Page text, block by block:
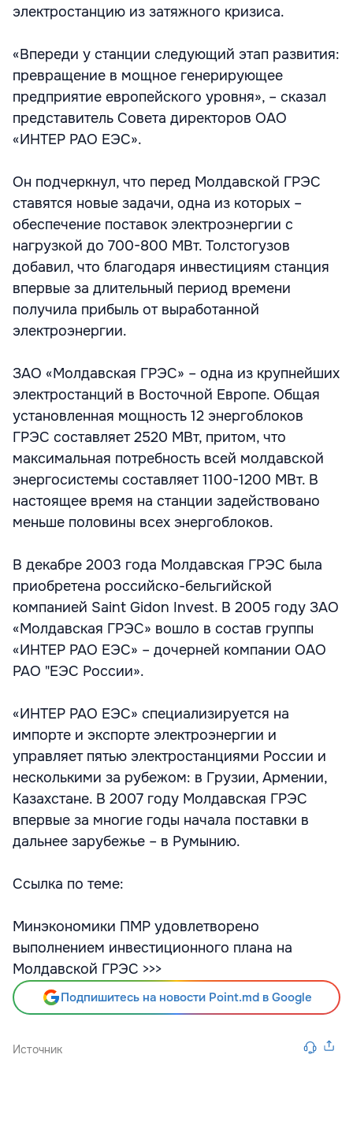
электростанцию из затяжного кризиса.
«Впереди у станции следующий этап развития:
превращение в мощное генерирующее
предприятие европейского уровня», – сказал
представитель Совета директоров ОАО
«ИНТЕР РАО ЕЭС».
Он подчеркнул, что перед Молдавской ГРЭС
ставятся новые задачи, одна из которых –
обеспечение поставок электроэнергии с
нагрузкой до 700-800 МВт. Толстогузов
добавил, что благодаря инвестициям станция
впервые за длительный период времени
получила прибыль от выработанной
электроэнергии.
ЗАО «Молдавская ГРЭС» – одна из крупнейших
электростанций в Восточной Европе. Общая
установленная мощность 12 энергоблоков
ГРЭС составляет 2520 МВт, притом, что
максимальная потребность всей молдавской
энергосистемы составляет 1100-1200 МВт. В
настоящее время на станции задействовано
меньше половины всех энергоблоков.
В декабре 2003 года Молдавская ГРЭС была
приобретена российско-бельгийской
компанией Saint Gidon Invest. В 2005 году ЗАО
«Молдавская ГРЭС» вошло в состав группы
«ИНТЕР РАО ЕЭС» – дочерней компании ОАО
РАО "ЕЭС России».
«ИНТЕР РАО ЕЭС» специализируется на
импорте и экспорте электроэнергии и
управляет пятью электростанциями России и
несколькими за рубежом: в Грузии, Армении,
Казахстане. В 2007 году Молдавская ГРЭС
впервые за многие годы начала поставки в
дальнее зарубежье – в Румынию.
Ссылка по теме:
Минэкономики ПМР удовлетворено
выполнением инвестиционного плана на
Молдавской ГРЭС >>>
Подпишитесь на новости Point.md в Google
Источник